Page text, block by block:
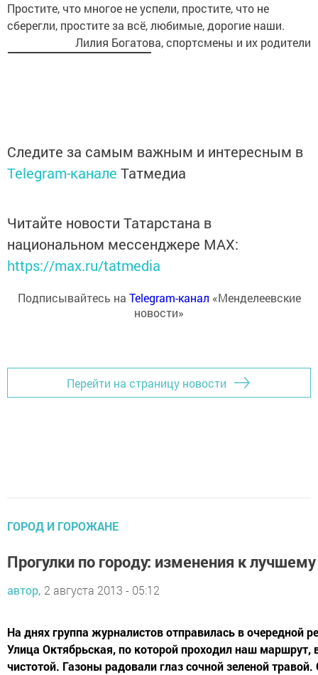
Простите, что многое не успели, простите, что не
сберегли, простите за всё, любимые, дорогие наши.
Лилия Богатова, спортсмены и их родители
Следите за самым важным и интересным в
Telegram-канале Татмедиа
Читайте новости Татарстана в
национальном мессенджере MАХ:
https://max.ru/tatmedia
Подписывайтесь на Telegram-канал «Менделеевские
новости»
Перейти на страницу новости
ГОРОД И ГОРОЖАНЕ
Прогулки по городу: изменения к
автор, 2 августа 2013 - 05:12
На днях группа журналистов отправилась в очередной
Улица Октябрьская, по которой проходил наш маршрут,
чистотой. Газоны радовали глаз сочной зеленой